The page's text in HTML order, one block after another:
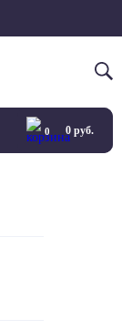
0 0руб.